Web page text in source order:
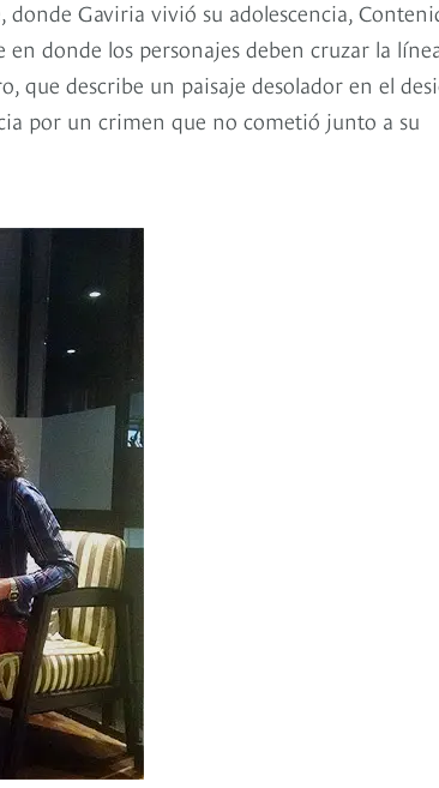
Gaviria vivió su adolescencia,
donde los personajes deben cruzar la
que describe un paisaje desolador en el
por un crimen que no cometió junto a su